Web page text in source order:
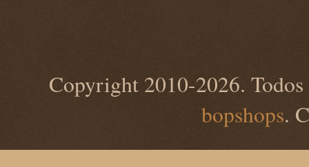
Copyright 2010-2026. Todos
bopshops.